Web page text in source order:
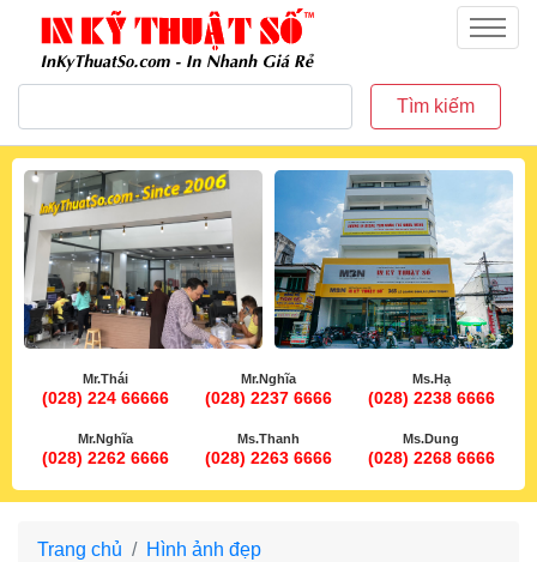
inkythuatso.com
Menu
Tìm kiếm
Mr.Thái
(028) 224 66666
Mr.Nghĩa
(028) 2237 6666
Ms.Hạ
(028) 2238 6666
Mr.Nghĩa
(028) 2262 6666
Ms.Thanh
(028) 2263 6666
Ms.Dung
(028) 2268 6666
Trang chủ Hình ảnh đẹp